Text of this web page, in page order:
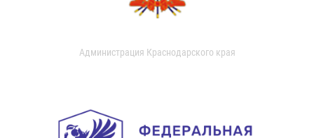
Администрация Краснодарского края